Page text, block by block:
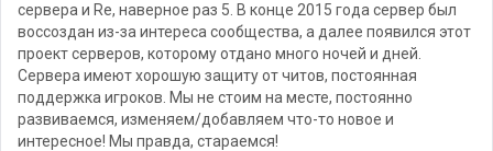
сервера и Re, наверное раз 5. В конце 2015 года сервер был
воссоздан из-за интереса сообщества, а далее появился этот
проект серверов, которому отдано много ночей и дней.
Сервера имеют хорошую защиту от читов, постоянная
поддержка игроков. Мы не стоим на месте, постоянно
развиваемся, изменяем/добавляем что-то новое и
интересное! Мы правда, стараемся!